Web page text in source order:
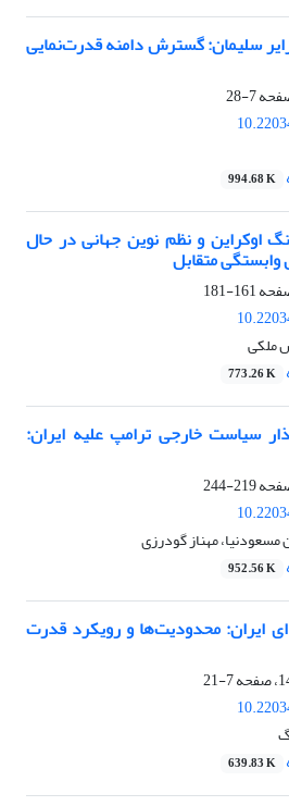
سلیمان: گسترش دامنه قدرت‌نمایی
7-28
994.68 K
اوکراین و نظم نوین جهانی در حال
متقابل
161-181
ملکی
773.26 K
سیاست خارجی ترامپ علیه ایران:
219-244
مهناز گودرزی
952.56 K
اسپانیا و مذاکرات هسته ‎ای ایران: محدودی‎ت‌ها و رویکرد قدرت
7-21
639.83 K